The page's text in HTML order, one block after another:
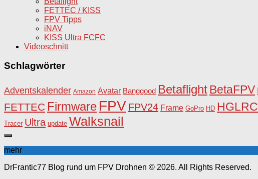
FETTEC / KISS
FPV Tipps
iNAV
KISS Ultra FCFC
Videoschnitt
Schlagwörter
Adventskalender Amazon Avatar Banggood Betaflight BetaFPV
FETTEC Firmware FPV FPV24 Frame GoPro HD HGLRC
Tracer Ultra update Walksnail
mehr
DrFrantic77 Blog rund um FPV Drohnen © 2026. All Rights Reserved.